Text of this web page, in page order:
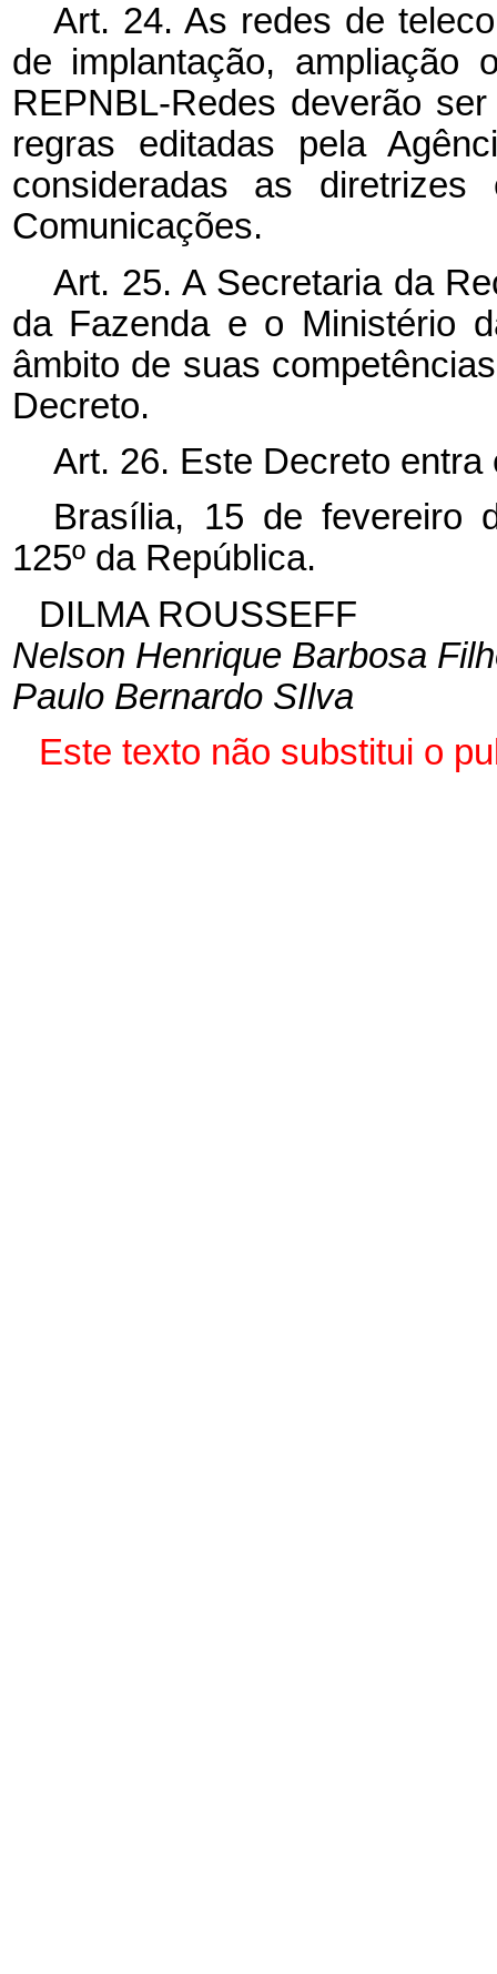
Art. 24. As redes de
de implantação, ampliação
REPNBL-Redes deverão
regras editadas pela
consideradas as diretrizes
Comunicações.
Art. 25. A Secretaria da
da Fazenda e o Ministério
âmbito de suas
Decreto.
Art. 26. Este Decreto
Brasília, 15 de fevereiro
125º da República.
DILMA ROUSSEFF
Nelson Henrique Barbosa
Paulo Bernardo SIlva
Este texto não substitui o